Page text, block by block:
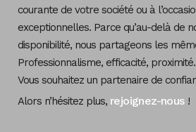
courante de votre société ou à
exceptionnelles. Parce qu’au-delà de
disponibilité, nous partageons les
Professionnalisme, efficacité, proximité.
Vous souhaitez un partenaire de
Alors n’hésitez plus, rejoignez-nous!